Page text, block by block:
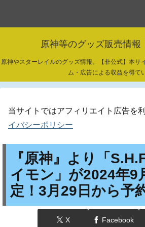
原神等のグッズ販売情報
原神やスターレイルのグッズ情報。【非公式】本サ
ム・広告による収益を得て
当サイトではアフィリエイト広告を
イバシーポリシー
『原神』より「
イモン」が2024年9
定！3月29日から予
X Facebook